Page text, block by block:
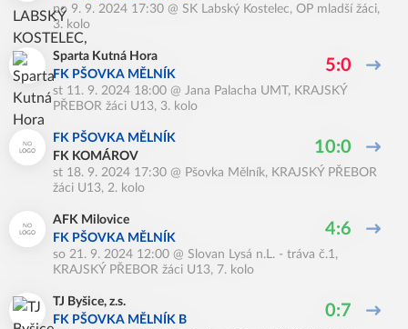
po 9. 9. 2024 17:30 @ SK Labský Kostelec, OP mladší žáci,
3. kolo
Sparta Kutná Hora
FK PŠOVKA MĚLNÍK
5:0
st 11. 9. 2024 18:00 @ Jana Palacha UMT , KRAJSKÝ
PŘEBOR žáci U13, 3. kolo
FK PŠOVKA MĚLNÍK
FK KOMÁROV
10:0
st 18. 9. 2024 17:30 @ Pšovka Mělník, KRAJSKÝ PŘEBOR
žáci U13, 2. kolo
AFK Milovice
FK PŠOVKA MĚLNÍK
4:6
so 21. 9. 2024 12:00 @ Slovan Lysá n.L. - tráva č.1,
KRAJSKÝ PŘEBOR žáci U13, 7. kolo
TJ Byšice, z.s.
FK PŠOVKA MĚLNÍK B
0:7